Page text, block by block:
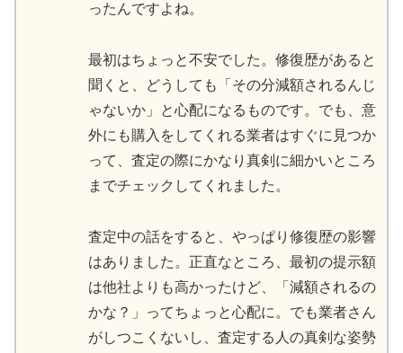
ったんですよね。
最初はちょっと不安でした。修復歴があると
聞くと、どうしても「その分減額されるんじ
ゃないか」と心配になるものです。でも、意
外にも購入をしてくれる業者はすぐに見つか
って、査定の際にかなり真剣に細かいところ
までチェックしてくれました。
査定中の話をすると、やっぱり修復歴の影響
はありました。正直なところ、最初の提示額
は他社よりも高かったけど、「減額されるの
かな？」ってちょっと心配に。でも業者さん
がしつこくないし、査定する人の真剣な姿勢